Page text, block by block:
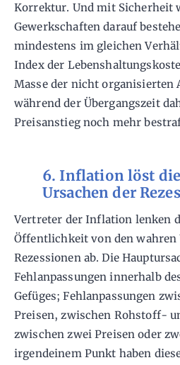
Korrektur. Und mit Sicherheit
Gewerkschaften darauf
mindestens im gleichen
Index der
Masse der nicht organisierten
während der Übergangszeit
Preisanstieg noch mehr
6. Inflation löst
Ursachen der
Vertreter der Inflation lenken
Öffentlichkeit von den wahren
Rezessionen ab. Die
Fehlanpassungen innerhalb
Gefüges; Fehlanpassungen
Preisen, zwischen Rohstoff-
zwischen zwei Preisen oder
irgendeinem Punkt haben